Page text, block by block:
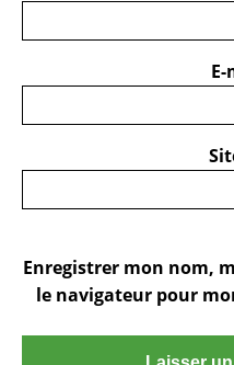
Enregistrer mon nom,
le navigateur pour